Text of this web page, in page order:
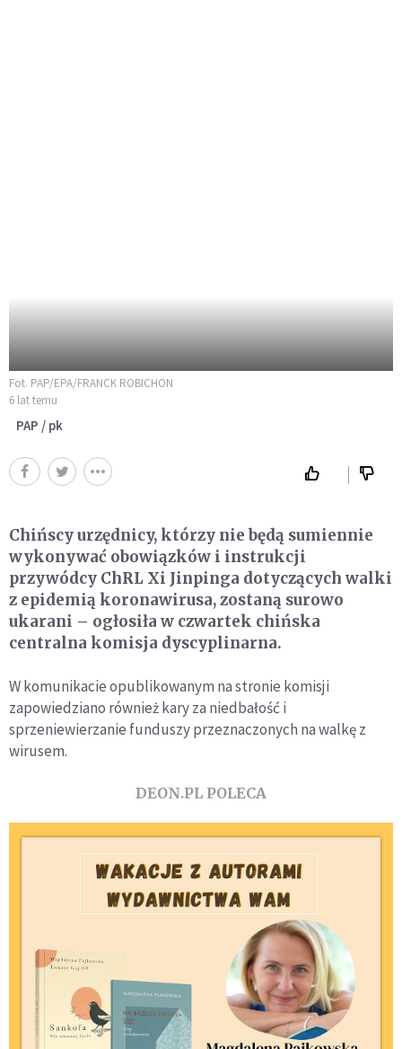
Fot. PAP/EPA/FRANCK ROBICHON
6 lat temu
PAP / pk
Chińscy urzędnicy, którzy nie będą sumiennie
wykonywać obowiązków i instrukcji
przywódcy ChRL Xi Jinpinga dotyczących walki
z epidemią koronawirusa, zostaną surowo
ukarani – ogłosiła w czwartek chińska
centralna komisja dyscyplinarna.
W komunikacie opublikowanym na stronie komisji
zapowiedziano również kary za niedbałość i
sprzeniewierzanie funduszy przeznaczonych na walkę z
wirusem.
DEON.PL POLECA